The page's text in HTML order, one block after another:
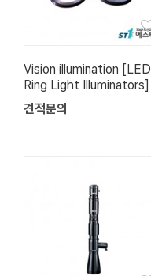
Vision illumination [LED
Ring Light Illuminators]
견적문의